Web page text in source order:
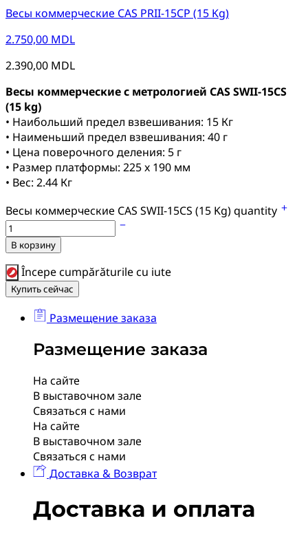
Весы коммерческие CAS PRII-15CP (15 Kg)
2.750,00 MDL
2.390,00 MDL
Весы коммерческие с метрологией CAS SWII-15CS
(15 kg)
• Наибольший предел взвешивания: 15 Кг
• Наименьший предел взвешивания: 40 г
• Цена поверочного деления: 5 г
• Размер платформы: 225 x 190 мм
• Вес: 2.44 Кг
Весы коммерческие CAS SWII-15CS (15 Kg) quantity
В корзину
Începe cumpărăturile cu iute
Купить сейчас
Размещение заказа
Размещение заказа
На сайте
В выставочном зале
Связаться с нами
На сайте
В выставочном зале
Связаться с нами
Доставка & Возврат
Доставка и оплата